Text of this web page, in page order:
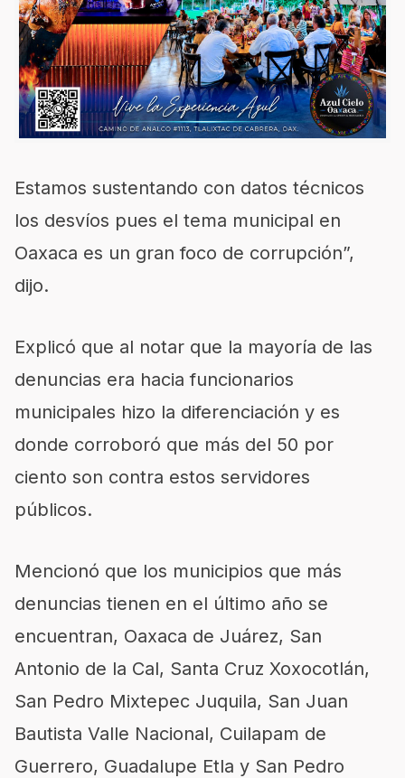
Estamos sustentando con datos técnicos
los desvíos pues el tema municipal en
Oaxaca es un gran foco de corrupción”,
dijo.
Explicó que al notar que la mayoría de las
denuncias era hacia funcionarios
municipales hizo la diferenciación y es
donde corroboró que más del 50 por
ciento son contra estos servidores
públicos.
Mencionó que los municipios que más
denuncias tienen en el último año se
encuentran, Oaxaca de Juárez, San
Antonio de la Cal, Santa Cruz Xoxocotlán,
San Pedro Mixtepec Juquila, San Juan
Bautista Valle Nacional, Cuilapam de
Guerrero, Guadalupe Etla y San Pedro